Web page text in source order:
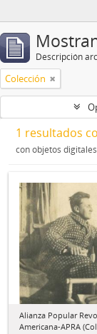
Descripción
Colección
1 resultados
con objetos digitales
Alianza Popular
Americana-APRA